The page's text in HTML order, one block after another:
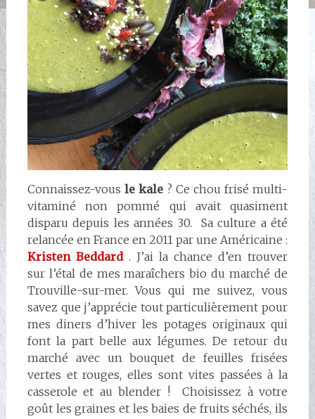
Connaissez-vous le kale? Ce chou frisé multi-
vitaminé non pommé qui avait quasiment
disparu depuis les années 30. Sa culture a été
relancée en France en 2011 par une Américaine :
Kristen Beddard. J’ai la chance d’en trouver
sur l’étal de mes maraîchers bio du marché de
Trouville-sur-mer. Vous qui me suivez, vous
savez que j’apprécie tout particulièrement pour
mes diners d’hiver les potages originaux qui
font la part belle aux légumes. De retour du
marché avec un bouquet de feuilles frisées
vertes et rouges, elles sont vites passées à la
casserole et au blender ! Choisissez à votre
goût les graines et les baies de fruits séchés, ils